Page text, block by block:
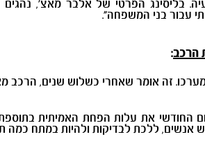
בליסינג הפרטי של אלבר מאצ',
עבור בני המשפחה".
הרכב:
החודשי את עלות הפחת האמיתית
אנשים, ללכת לבדיקות ולהיות במתח כמה